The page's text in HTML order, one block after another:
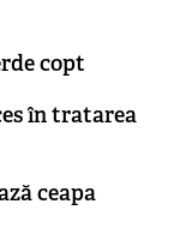
copt
în tratarea
ceapa